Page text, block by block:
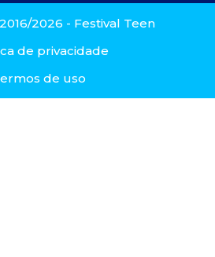
2026 - Festival Teen
de privacidade
de uso